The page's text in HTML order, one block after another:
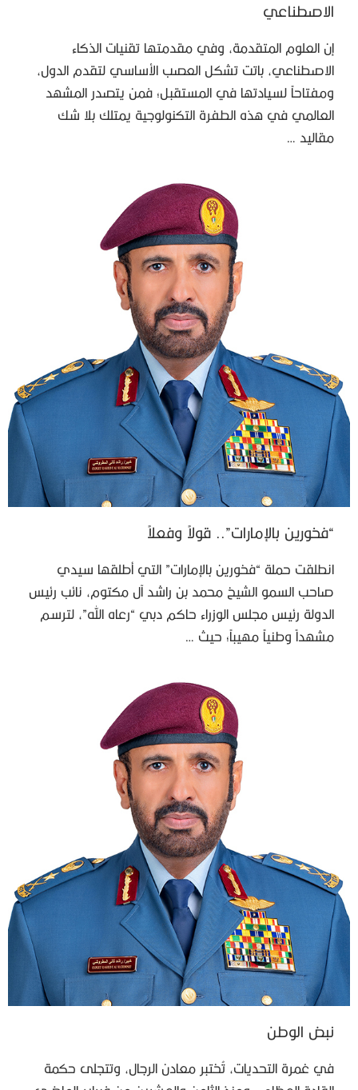
الاصطناعي
إن العلوم المتقدمة، وفي مقدمتها تقنيات الذكاء
الاصطناعي، باتت تشكل العصب الأساسي لتقدم الدول،
ومفتاحاً لسيادتها في المستقبل؛ فمن يتصدر المشهد
العالمي في هذه الطفرة التكنولوجية يمتلك بلا شك
مقاليد …
“فخورين بالإمارات”.. قولاً وفعلاً
انطلقت حملة “فخورين بالإمارات” التي أطلقها سيدي
صاحب السمو الشيخ محمد بن راشد آل مكتوم، نائب رئيس
الدولة رئيس مجلس الوزراء حاكم دبي “رعاه الله”، لترسم
مشهداً وطنياً مهيباً؛ حيث …
نبض الوطن
في غمرة التحديات، تُختبر معادن الرجال، وتتجلى حكمة